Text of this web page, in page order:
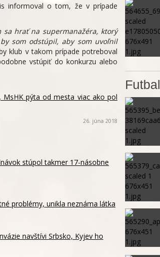
informoval o tom, že v prípade
sa hrať na supermanažéra, ktorý
som odstúpil, aby som uvoľnil
klub v takom prípade potreboval
vstúpiť do konkurzu alebo
pýta od mesta viac ako pol
26. júna 2018
stúpol takmer 17-násobne
problémy, unikla neznáma látka
navštívi Srbsko, Kyjev ho
Futbal